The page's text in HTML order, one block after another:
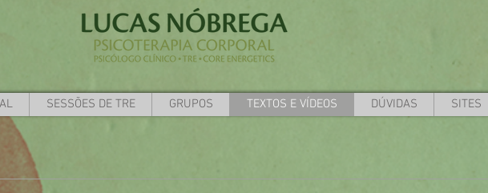
SESSÕES DE TRE GRUPOS TEXTOS E VÍDEOS DÚVIDAS SITES